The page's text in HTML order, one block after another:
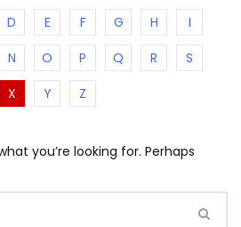
D E F G H
I
N O P Q R
S
X Y Z
you’re looking for. Perhaps